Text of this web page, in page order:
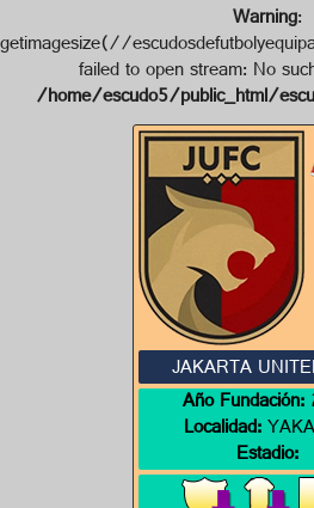
Warning:
getimagesize(//
failed to open stream: No
/home/escudo5/public_html/
JAKARTA
Año Fundación:
Localidad:
Estadio: